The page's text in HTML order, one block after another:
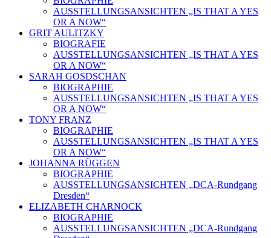
AUSSTELLUNGSANSICHTEN „IS THAT A YES
OR A NOW“
GRIT AULITZKY
BIOGRAFIE
AUSSTELLUNGSANSICHTEN „IS THAT A YES
OR A NOW“
SARAH GOSDSCHAN
BIOGRAPHIE
AUSSTELLUNGSANSICHTEN „IS THAT A YES
OR A NOW“
TONY FRANZ
BIOGRAPHIE
AUSSTELLUNGSANSICHTEN „IS THAT A YES
OR A NOW“
JOHANNA RÜGGEN
BIOGRAPHIE
AUSSTELLUNGSANSICHTEN „DCA-Rundgang
Dresden“
ELIZABETH CHARNOCK
BIOGRAPHIE
AUSSTELLUNGSANSICHTEN „DCA-Rundgang